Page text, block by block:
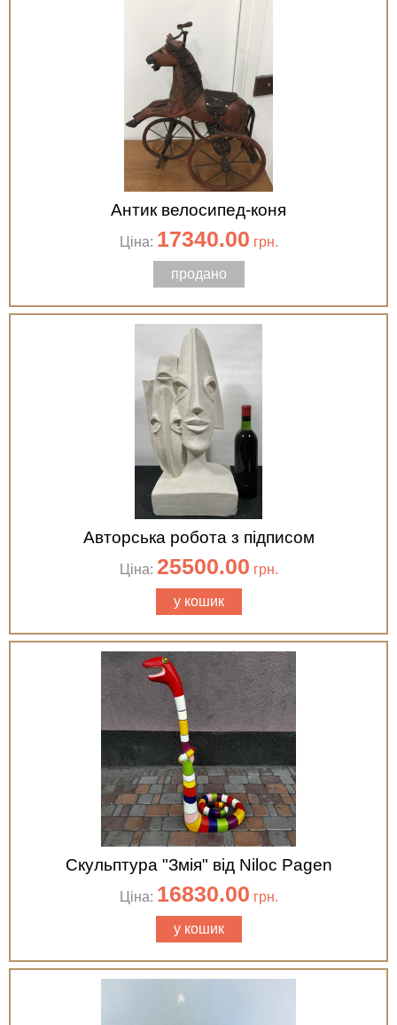
Антик велосипед-коня
Ціна: 17340.00 грн.
продано
Авторська робота з підписом
Ціна: 25500.00 грн.
у кошик
Скульптура "Змія" від Niloc Pagen
Ціна: 16830.00 грн.
у кошик